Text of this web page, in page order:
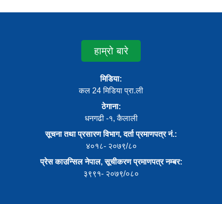
हाम्रो बारे
मिडिया:
कल 24 मिडिया प्रा.ली
ठेगाना:
धनगढी -१, कैलाली
सूचना तथा प्रसारण विभाग, दर्ता प्रमाणपत्र नं.:
४०१८- २०७९/८०
प्रेस काउन्सिल नेपाल, सूचीकरण प्रमाणपत्र नम्बर:
३९९१- २०७९/०८०